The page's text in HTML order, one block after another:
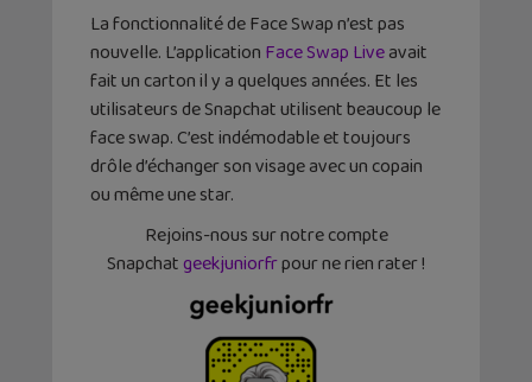
La fonctionnalité de Face Swap n’est pas
nouvelle. L’application Face Swap Liveavait
fait un carton il y a quelques années. Et les
utilisateurs de Snapchat utilisent beaucoup le
face swap. C’est indémodable et toujours
drôle d’échanger son visage avec un copain
ou même une star.
Rejoins-nous sur notre compte
Snapchatgeekjuniorfrpour ne rien rater !